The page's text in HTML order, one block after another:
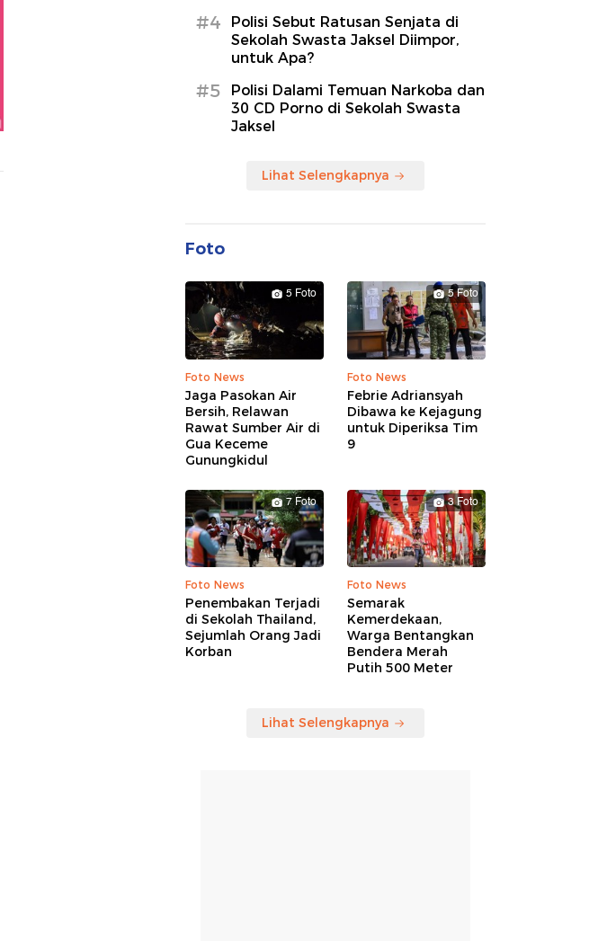
#4
Polisi Sebut Ratusan Senjata di
Sekolah Swasta Jaksel Diimpor,
untuk Apa?
#5
Polisi Dalami Temuan Narkoba dan
30 CD Porno di Sekolah Swasta
Jaksel
Lihat Selengkapnya
Foto
5 Foto
Foto News
Jaga Pasokan Air
Bersih, Relawan
Rawat Sumber Air di
Gua Keceme
Gunungkidul
5 Foto
Foto News
Febrie Adriansyah
Dibawa ke Kejagung
untuk Diperiksa Tim
9
7 Foto
Foto News
Penembakan Terjadi
di Sekolah Thailand,
Sejumlah Orang Jadi
Korban
3 Foto
Foto News
Semarak
Kemerdekaan,
Warga Bentangkan
Bendera Merah
Putih 500 Meter
Lihat Selengkapnya